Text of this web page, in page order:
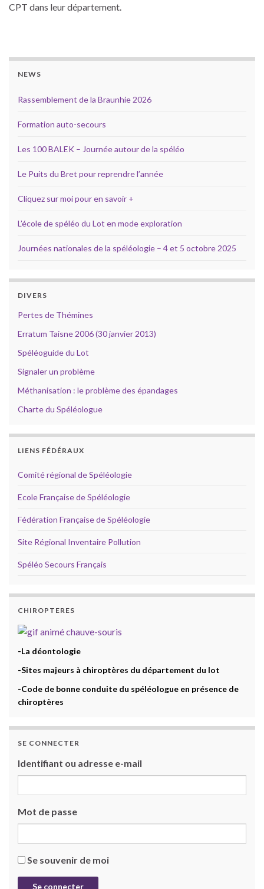
CPT dans leur département.
NEWS
Rassemblement de la Braunhie 2026
Formation auto-secours
Les 100 BALEK – Journée autour de la spéléo
Le Puits du Bret pour reprendre l’année
Cliquez sur moi pour en savoir +
L’école de spéléo du Lot en mode exploration
Journées nationales de la spéléologie – 4 et 5 octobre 2025
DIVERS
Pertes de Thémines
Erratum Taisne 2006 (30 janvier 2013)
Spéléoguide du Lot
Signaler un problème
Méthanisation : le problème des épandages
Charte du Spéléologue
LIENS FÉDÉRAUX
Comité régional de Spéléologie
Ecole Française de Spéléologie
Fédération Française de Spéléologie
Site Régional Inventaire Pollution
Spéléo Secours Français
CHIROPTERES
-La déontologie
-Sites majeurs à chiroptères du département du lot
-Code de bonne conduite du spéléologue en présence de
chiroptères
SE CONNECTER
Identifiant ou adresse e-mail
Mot de passe
Se souvenir de moi
Se connecter